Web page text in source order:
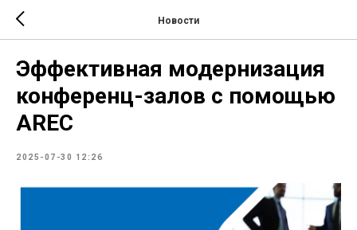
Новости
Эффективная модернизация
конференц-залов с помощью
AREC
2025-07-30 12:26